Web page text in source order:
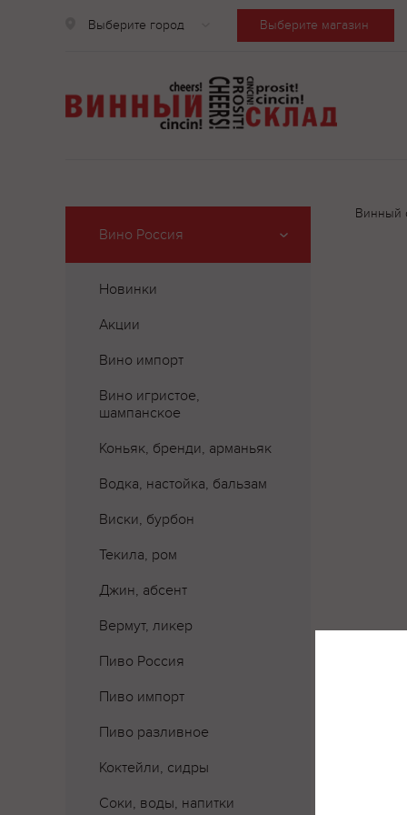
Выберите город Выберите магазин
Вино Россия
Новинки
Акции
Вино импорт
Вино игристое,
шампанское
Коньяк, бренди, арманьяк
Водка, настойка, бальзам
Виски, бурбон
Текила, ром
Джин, абсент
Вермут, ликер
Пиво Россия
Пиво импорт
Пиво разливное
Коктейли, сидры
Соки, воды, напитки
Винный